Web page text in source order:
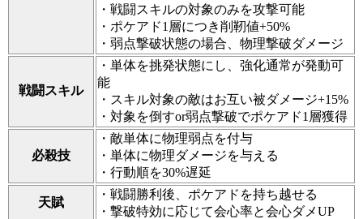
・戦闘スキルの対象のみを攻撃可能
・ポケアド1層につき削靭値+50%
・弱点撃破状態の場合、物理撃破ダメージ
戦闘スキル
・単体を挑発状態にし、強化通常が発動可
能
・スキル対象の敵はお互い被ダメージ+15%
・対象を倒すor弱点撃破でポケアド1層獲得
必殺技
・敵単体に物理弱点を付与
・単体に物理ダメージを与える
・行動順を30%遅延
天賦
・戦闘勝利後、ポケアドを持ち越せる
・撃破特効に応じて会心率と会心ダメUP